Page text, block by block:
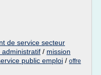
de service secteur
administratif / mission
public emploi / offre